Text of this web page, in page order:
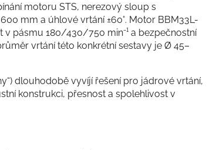
motoru STS, nerezový sloup s
mm a úhlové vrtání ±60°. Motor BBM33L-
pásmu 180/430/750 min⁻¹ a bezpečnostní
vrtání této konkrétní sestavy je Ø 45–
dlouhodobě vyvíjí řešení pro jádrové vrtání,
konstrukci, přesnost a spolehlivost v